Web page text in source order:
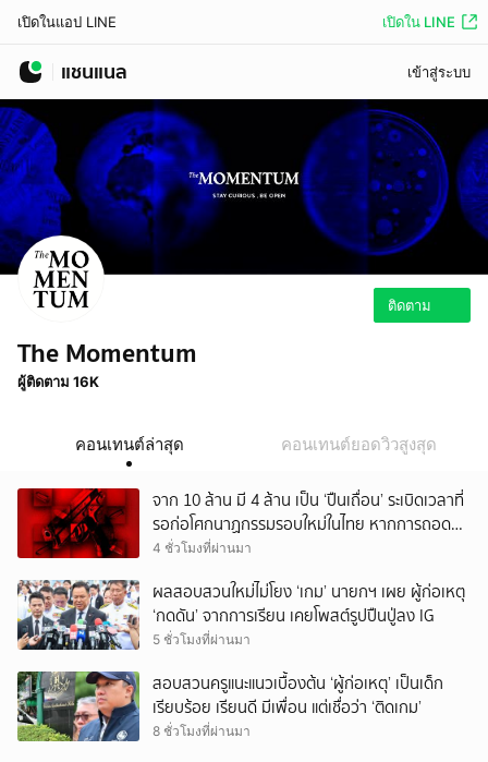
เปิดในแอป LINE เปิดใน LINE
แชนแนล เข้าสู่ระบบ
ติดตาม
The Momentum
ผู้ติดตาม 16K
คอนเทนต์ล่าสุด คอนเทนต์ยอดวิวสูงสุด
จาก 10 ล้าน มี 4 ล้าน เป็น ‘ปืนเถื่อน’ ระเบิดเวลาที่
รอก่อโศกนาฏกรรมรอบใหม่ในไทย หากการถอดบท
เรียนของรัฐเป็นเพียง ‘ลมปาก’
4 ชั่วโมงที่ผ่านมา
ผลสอบสวนใหม่ไม่โยง ‘เกม’ นายกฯ เผย ผู้ก่อเหตุ
‘กดดัน’ จากการเรียน เคยโพสต์รูปปืนปู่ลง IG
5 ชั่วโมงที่ผ่านมา
สอบสวนครูแนะแนวเบื้องต้น ‘ผู้ก่อเหตุ’ เป็นเด็ก
เรียบร้อย เรียนดี มีเพื่อน แต่เชื่อว่า ‘ติดเกม’
8 ชั่วโมงที่ผ่านมา